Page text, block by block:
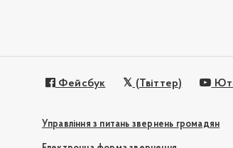
Фейсбук (Твіттер)
Управління з питань звернень громадян